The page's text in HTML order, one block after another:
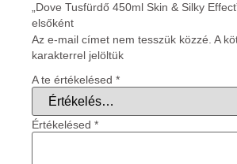
„Dove Tusfürdő 450ml Skin & Silky
elsőként
Az e-mail címet nem tesszük közzé. A
karakterrel jelöltük
A te értékelésed *
Értékelésed *